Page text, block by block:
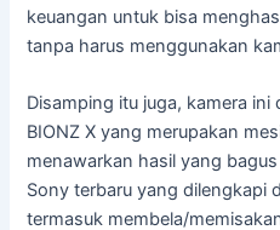
keuangan untuk bisa
tanpa harus menggunakan
Disamping itu juga, kamera
BIONZ X yang merupakan
menawarkan hasil yang
Sony terbaru yang dilengkapi
termasuk membela/